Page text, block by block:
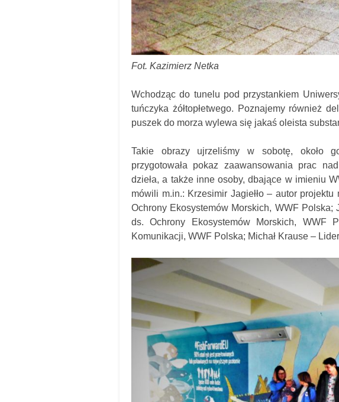
Fot. Kazimierz Netka
Wchodząc do tunelu pod przystankiem
tuńczyka żółtopłetwego. Poznajemy również
puszek do morza wylewa się jakaś oleista
Takie obrazy ujrzeliśmy w sobotę, około
przygotowała pokaz zaawansowania prac
dzieła, a także inne osoby, dbające w imieniu
mówili m.in.: Krzesimir Jagiełło – autor
Ochrony Ekosystemów Morskich, WWF Polska;
ds. Ochrony Ekosystemów Morskich, WWF
Komunikacji, WWF Polska; Michał Krause –